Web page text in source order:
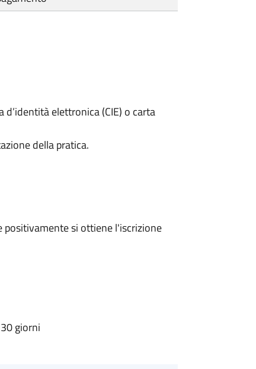
elettronica (CIE) o carta
della pratica.
si ottiene l'iscrizione
giorni